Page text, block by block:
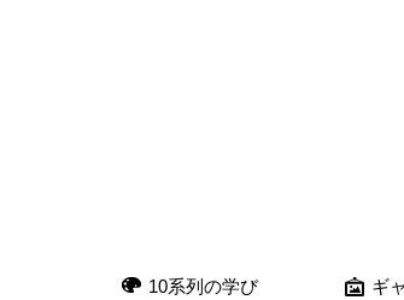
10系列の学び ギ